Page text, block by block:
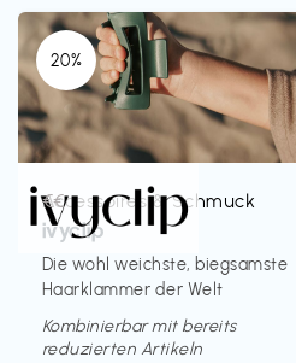
20%
Accessoires & Schmuck
ivyclip
Die wohl weichste, biegsamste
Haarklammer der Welt
€€‎
Kombinierbar mit bereits
reduzierten Artikeln